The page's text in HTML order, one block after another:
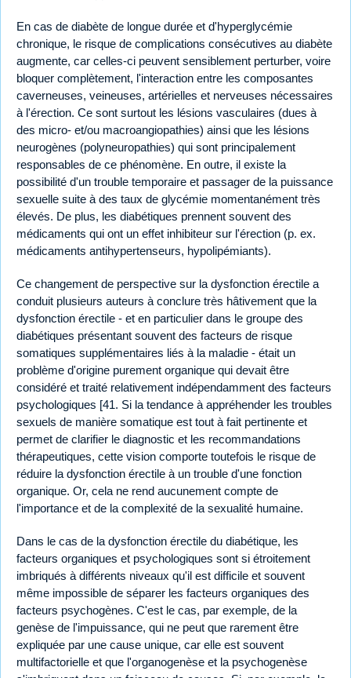
En cas de diabète de longue durée et d'hyperglycémie
chronique, le risque de complications consécutives au diabète
augmente, car celles-ci peuvent sensiblement perturber, voire
bloquer complètement, l'interaction entre les composantes
caverneuses, veineuses, artérielles et nerveuses nécessaires
à l'érection. Ce sont surtout les lésions vasculaires (dues à
des micro- et/ou macroangiopathies) ainsi que les lésions
neurogènes (polyneuropathies) qui sont principalement
responsables de ce phénomène. En outre, il existe la
possibilité d'un trouble temporaire et passager de la puissance
sexuelle suite à des taux de glycémie momentanément très
élevés. De plus, les diabétiques prennent souvent des
médicaments qui ont un effet inhibiteur sur l'érection (p. ex.
médicaments antihypertenseurs, hypolipémiants).
Ce changement de perspective sur la dysfonction érectile a
conduit plusieurs auteurs à conclure très hâtivement que la
dysfonction érectile - et en particulier dans le groupe des
diabétiques présentant souvent des facteurs de risque
somatiques supplémentaires liés à la maladie - était un
problème d'origine purement organique qui devait être
considéré et traité relativement indépendamment des facteurs
psychologiques [41. Si la tendance à appréhender les troubles
sexuels de manière somatique est tout à fait pertinente et
permet de clarifier le diagnostic et les recommandations
thérapeutiques, cette vision comporte toutefois le risque de
réduire la dysfonction érectile à un trouble d'une fonction
organique. Or, cela ne rend aucunement compte de
l'importance et de la complexité de la sexualité humaine.
Dans le cas de la dysfonction érectile du diabétique, les
facteurs organiques et psychologiques sont si étroitement
imbriqués à différents niveaux qu'il est difficile et souvent
même impossible de séparer les facteurs organiques des
facteurs psychogènes. C'est le cas, par exemple, de la
genèse de l'impuissance, qui ne peut que rarement être
expliquée par une cause unique, car elle est souvent
multifactorielle et que l'organogenèse et la psychogenèse